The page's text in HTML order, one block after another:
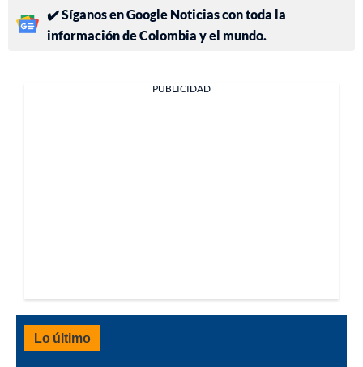
✔️ Síganos en Google Noticias con toda la
información de Colombia y el mundo.
PUBLICIDAD
Lo último